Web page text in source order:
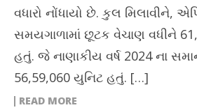
વધારો નોંધાયો છે. કુલ મિલાવીને,
સમયગાળામાં છૂટક વેચાણ વધીને
હતું. જે નાણાકીય વર્ષ 2024 ના
56,59,060 યુનિટ હતું. […]
READ MORE